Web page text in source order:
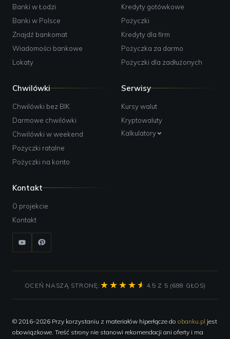
Adres:Retkińska 82, Łódź;
Bank Pekao SA, bankomat
Adres:Inflancka 45, Łódź;
Adres: Piotrkowska 102, Łódź;
Bank Pekao SA, bankomat
Adres:
Aleja gen. Tadeusza Kościuszki 47, Łódź;
Kontakt:+48426375236;
Godziny pracy:
pon-pt 8:00-18:00, sob 10:00-14:00;
Bank Pekao SA, bankomat
Kontakt:+48426160101;
Godziny pracy:
Adres:Nastrojowa 53, Łódź;
Bank Pekao SA, bankomat
Godziny pracy:
Godziny pracy:pon, śr, pt 10:30-18:00, wt, czw 8:30-16:00;
Kontakt:+48426366011;
Godziny pracy:pon-pt 8:00-18:00, sob 10:00-14:00;
Banki w Łodzi
Banki w Polsce
Znajdź bankomat
Wiadomości bankowe
Lokaty
Kredyty gotówkowe
Pożyczki
Kredyty dla firm
Pożyczka za darmo
Pożyczki dla zadłużonych
Chwilówki
Chwilówki bez BIK
Darmowe chwilówki
Chwilówki w weekend
Pożyczki ratalne
Pożyczki na konto
Serwisy
Kursy walut
Kryptowaluty
Kalkulatory
Kontakt
O projekcie
Kontakt
OCEŃ NASZĄ STRONĘ: 4.5 Z 5 (688 GŁOS)
© 2016–2026 Przy korzystaniu z materiałów hiperłącze do obanku.pl jest
obowiązkowe. Treść strony nie stanowi rekomendacji ani oferty i ma